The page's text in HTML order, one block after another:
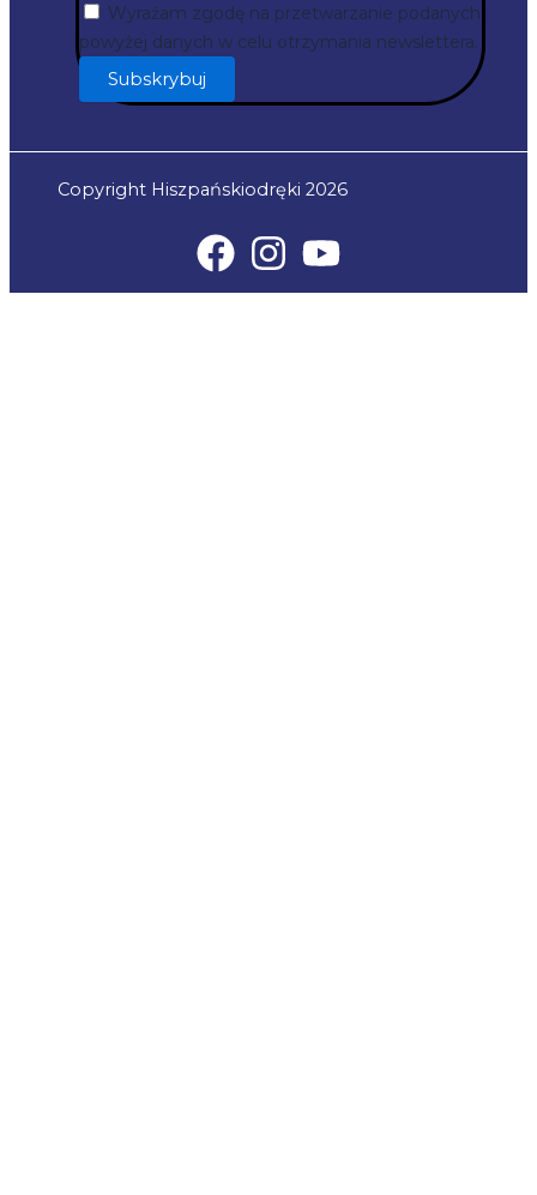
Wyrażam zgodę na przetwarzanie podanych
powyżej danych w celu otrzymania newslettera.
Subskrybuj
Copyright Hiszpańskiodręki 2026